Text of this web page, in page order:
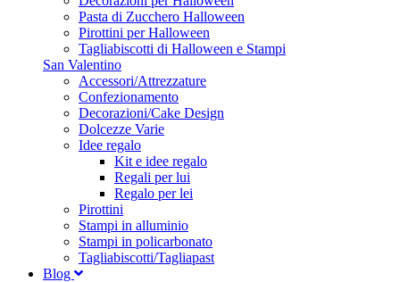
Pasta di Zucchero Halloween
Pirottini per Halloween
Tagliabiscotti di Halloween e Stampi
San Valentino
Accessori/Attrezzature
Confezionamento
Decorazioni/Cake Design
Dolcezze Varie
Idee regalo
Kit e idee regalo
Regali per lui
Regalo per lei
Pirottini
Stampi in alluminio
Stampi in policarbonato
Tagliabiscotti/Tagliapast
Blog